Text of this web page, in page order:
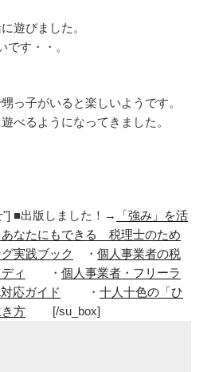
遊びました。
です・・。
っ子がいると楽しいようです。
べるようになってきました。
"] ■出版しました！→
「強み」を活
なたにもできる 税理士のため
実践ブック
・ 個人事業者の税
ィ
・ 個人事業者・フリーラ
応ガイド
・ 十人十色の「ひ
方 [/su_box]